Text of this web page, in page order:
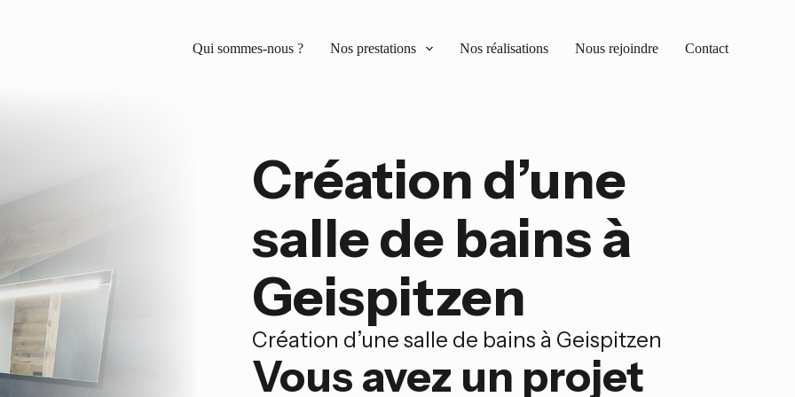
Qui sommes-nous ? Nos prestations Nos réalisations Nous rejoindre Contact
Création d’une
salle de bains à
Geispitzen
Création d’une salle de bains à Geispitzen
Vous avez un projet